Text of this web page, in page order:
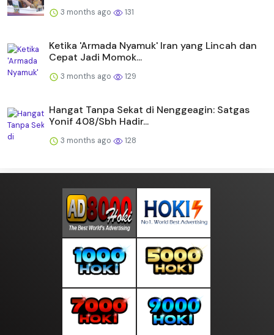
3 months ago 131
Ketika 'Armada Nyamuk' Iran yang Lincah dan
Cepat Jadi Momok...
3 months ago 129
Hangat Tanpa Sekat di Nenggeagin: Satgas
Yonif 408/Sbh Hadir...
3 months ago 128